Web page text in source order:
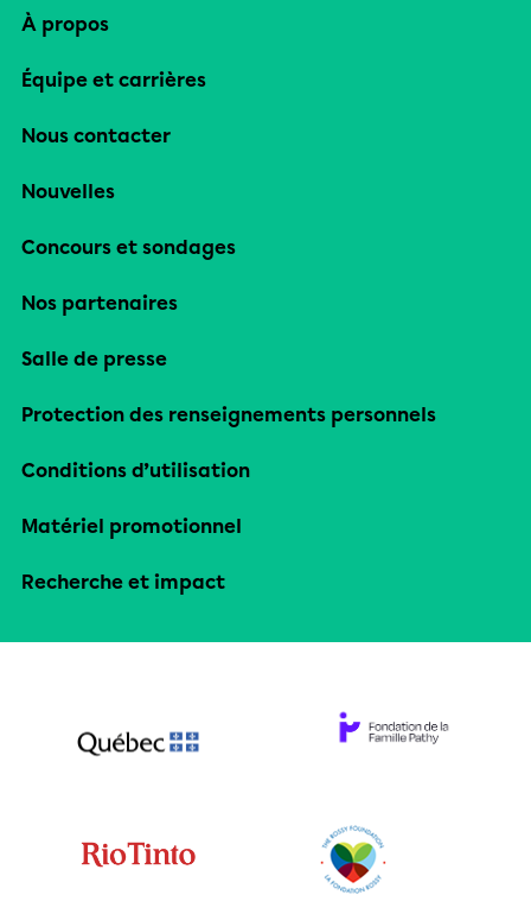
À propos
Équipe et carrières
Nous contacter
Nouvelles
Concours et sondages
Nos partenaires
Salle de presse
Protection des renseignements personnels
Conditions d’utilisation
Matériel promotionnel
Recherche et impact